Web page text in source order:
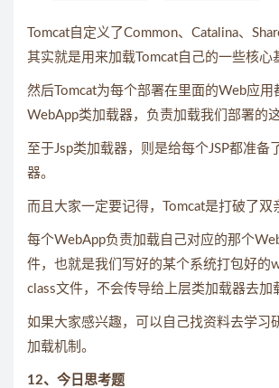
Tomcat自定义了Common、Catalina、
其实就是用来加载Tomcat自己的一些核心
然后Tomcat为每个部署在里面的Web应用
WebApp类加载器，负责加载我们部署的
至于Jsp类加载器，则是给每个JSP都准备
器。
而且大家一定要记得，Tomcat是打破了双
每个WebApp负责加载自己对应的那个
件，也就是我们写好的某个系统打包好的
class文件，不会传导给上层类加载器去加
如果大家感兴趣，可以自己找资料去学习
加载机制。
12、今日思考题